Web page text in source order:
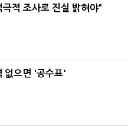
적 조사로 진실 밝혀야"
없으면 '공수표'